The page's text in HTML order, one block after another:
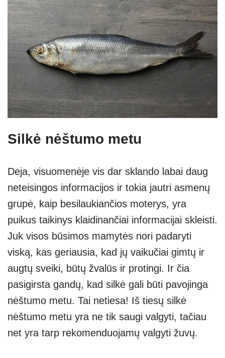
Silkė nėštumo metu
Deja, visuomenėje vis dar sklando labai daug
neteisingos informacijos ir tokia jautri asmenų
grupė, kaip besilaukiančios moterys, yra
puikus taikinys klaidinančiai informacijai skleisti.
Juk visos būsimos mamytės nori padaryti
viską, kas geriausia, kad jų vaikučiai gimtų ir
augtų sveiki, būtų žvalūs ir protingi. Ir čia
pasigirsta gandų, kad silkė gali būti pavojinga
nėštumo metu. Tai netiesa! Iš tiesų silkė
nėštumo metu yra ne tik saugi valgyti, tačiau
net yra tarp rekomenduojamų valgyti žuvų.